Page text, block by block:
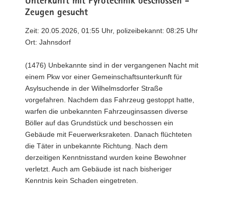
Zeugen gesucht
Zeit: 20.05.2026, 01:55 Uhr, polizeibekannt: 08:25 Uhr
Ort: Jahnsdorf
(1476) Unbekannte sind in der vergangenen Nacht mit
einem Pkw vor einer Gemeinschaftsunterkunft für
Asylsuchende in der Wilhelmsdorfer Straße
vorgefahren. Nachdem das Fahrzeug gestoppt hatte,
warfen die unbekannten Fahrzeuginsassen diverse
Böller auf das Grundstück und beschossen ein
Gebäude mit Feuerwerksraketen. Danach flüchteten
die Täter in unbekannte Richtung. Nach dem
derzeitigen Kenntnisstand wurden keine Bewohner
verletzt. Auch am Gebäude ist nach bisheriger
Kenntnis kein Schaden eingetreten.